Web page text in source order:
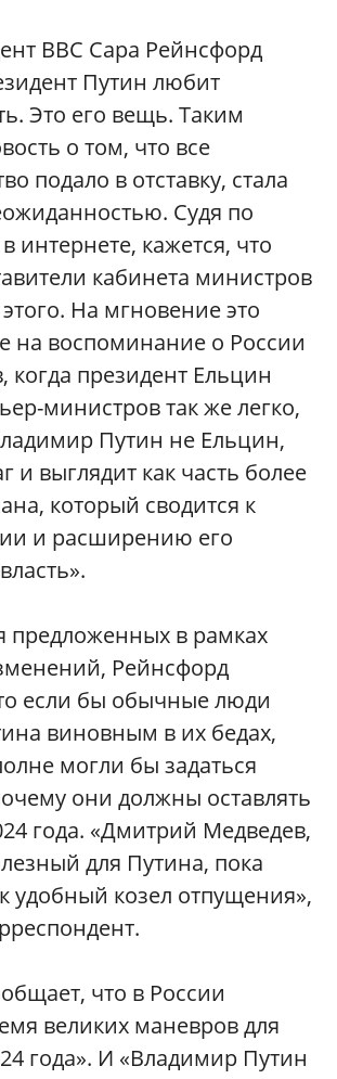
BBC Сара Рейнсфорд
Путин любит
Это его вещь. Таким
о том, что все
подало в отставку, стала
Судя по
интернете, кажется, что
кабинета министров
На мгновение это
на воспоминание о России
когда президент Ельцин
министров так же легко,
Путин не Ельцин,
и выглядит как часть более
который сводится к
и расширению его
предложенных в рамках
Рейнсфорд
если бы обычные люди
виновным в их бедах,
могли бы задаться
они должны оставлять
года. «Дмитрий Медведев,
для Путина, пока
удобный козел отпущения»,
что в России
великих маневров для
года». И «Владимир Путин